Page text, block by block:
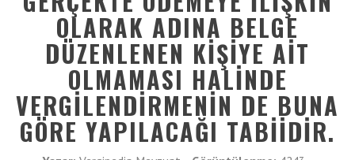
OLARAK ADINA BELGE
DÜZENLENEN KIŞIYE AIT
OLMAMASI HALINDE
VERGILENDIRMENIN DE BUNA
GÖRE YAPILACAĞI TABIIDIR.
İletişim
Galeri
ENTER
TUŞUNA
BASIN
BÜYÜTEÇE
DOKUNUN